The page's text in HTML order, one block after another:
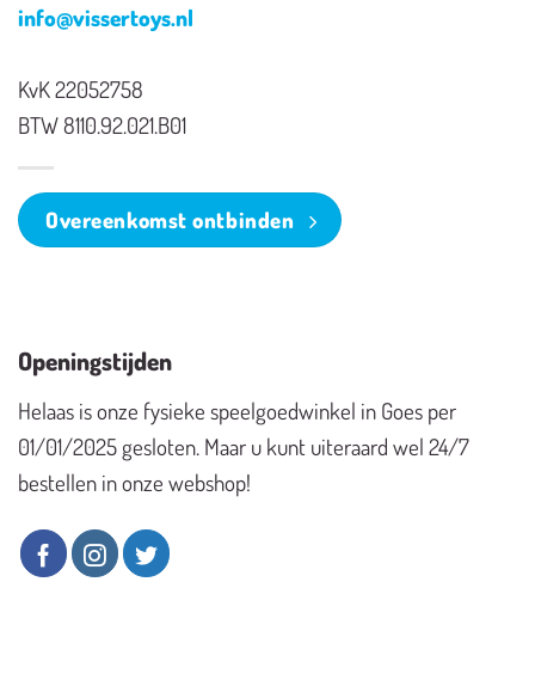
info@vissertoys.nl
KvK 22052758
BTW 8110.92.021.B01
Overeenkomst ontbinden
Openingstijden
Helaas is onze fysieke speelgoedwinkel in Goes per
01/01/2025 gesloten. Maar u kunt uiteraard wel 24/7
bestellen in onze webshop!